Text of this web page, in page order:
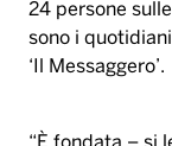
24 persone
sono i quotidiani
‘Il Messaggero’.